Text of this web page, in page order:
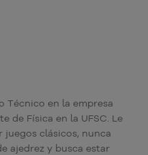
Técnico en la empresa
de Física en la UFSC. Le
juegos clásicos, nunca
ajedrez y busca estar